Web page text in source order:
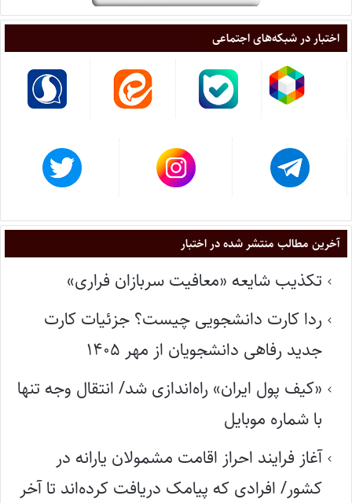
اختبار در شبکه‌های اجتماعی
آخرین مطالب منتشر شده در اختبار
تکذیب شایعه «معافیت سربازان فراری»
ردا کارت دانشجویی چیست؟ جزئیات کارت
جدید رفاهی دانشجویان از مهر ۱۴۰۵
«کیف پول ایران» راه‌اندازی شد/ انتقال وجه تنها
با شماره موبایل
آغاز فرایند احراز اقامت مشمولان یارانه در
کشور/ افرادی که پیامک دریافت کرده‌اند تا آخر